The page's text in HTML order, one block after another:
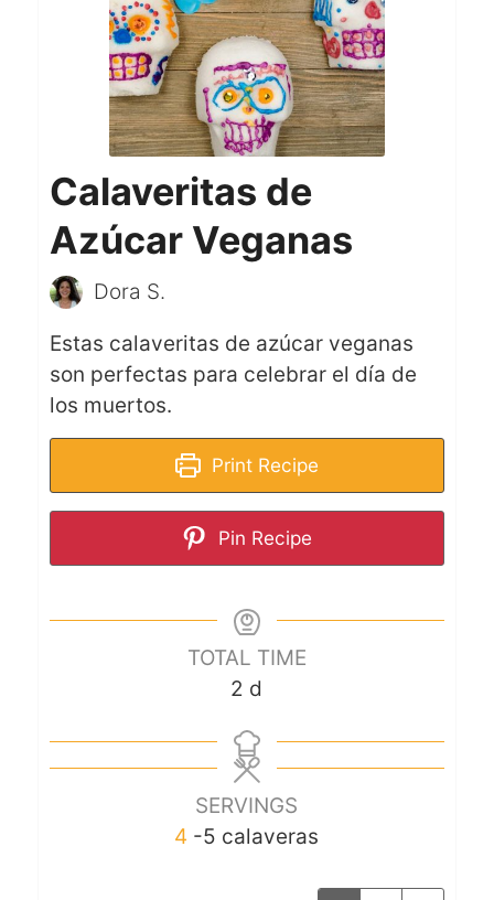
Calaveritas de
Azúcar Veganas
Dora S.
Estas calaveritas de azúcar veganas
son perfectas para celebrar el día de
los muertos.
Print Recipe
Pin Recipe
TOTAL TIME
2 d
SERVINGS
4 -5 calaveras